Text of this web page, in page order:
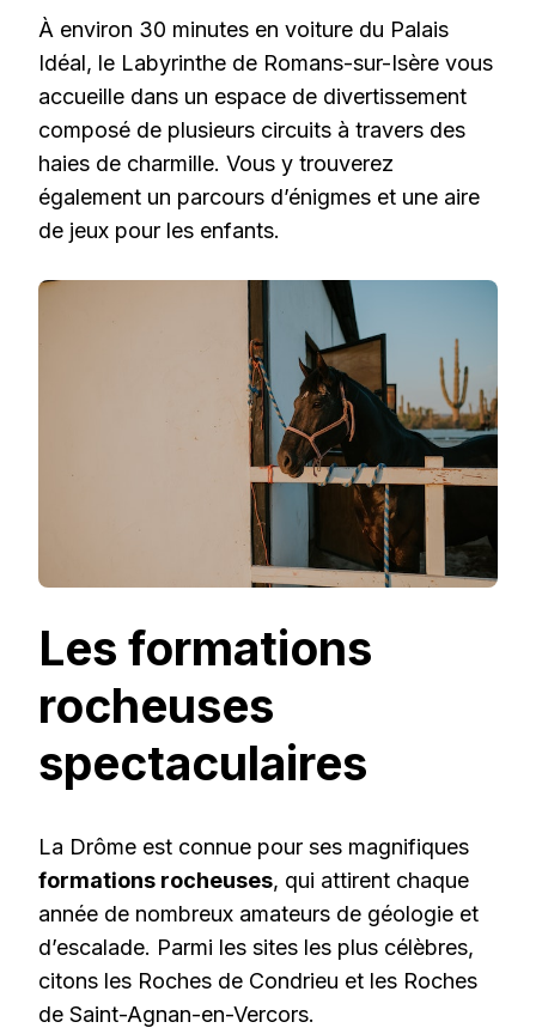
À environ 30 minutes en voiture du Palais
Idéal, le Labyrinthe de Romans-sur-Isère vous
accueille dans un espace de divertissement
composé de plusieurs circuits à travers des
haies de charmille. Vous y trouverez
également un parcours d’énigmes et une aire
de jeux pour les enfants.
Les formations
rocheuses
spectaculaires
La Drôme est connue pour ses magnifiques
formations rocheuses, qui attirent chaque
année de nombreux amateurs de géologie et
d’escalade. Parmi les sites les plus célèbres,
citons les Roches de Condrieu et les Roches
de Saint-Agnan-en-Vercors.